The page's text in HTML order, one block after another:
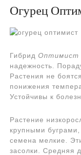
Огурец
Гибрид Оптимист
надежность.
Растения не
понижения
Устойчивы к
Растение
крупными буграми,
семена мелкие.
засолки. Средняя